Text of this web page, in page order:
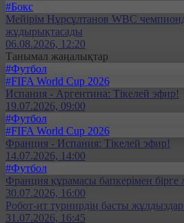
#Бокс
Мейірім Нұрсұлтанов WBC
жұдырықтасады
06.08.2026, 12:20
Танымал жаңалықтар
#Футбол
#FIFA World Cup 2026
Испания - Аргентина: Тікелей эфир!
19.07.2026, 09:00
#Футбол
#FIFA World Cup 2026
Франция - Испания: Тікелей эфир!
14.07.2026, 14:00
#Футбол
Франция құрамасы бапкерімен бірге
30.07.2026, 16:00
Робот-ит турнирдің басты
31.07.2026, 16:45